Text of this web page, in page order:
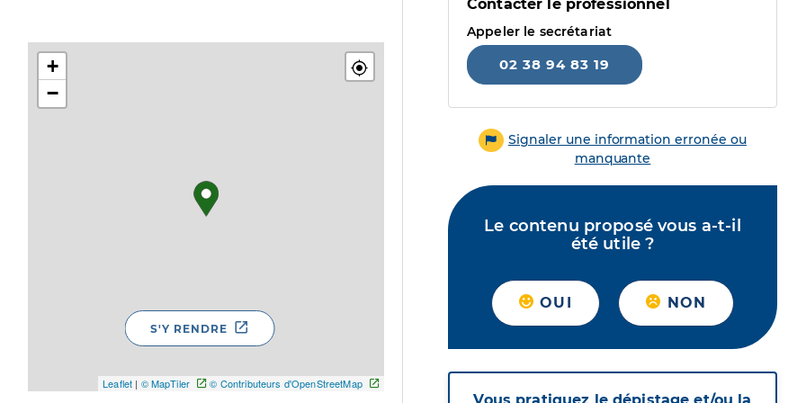
+
−
Leaflet | © MapTiler © Contributeurs d'OpenStreetMap
S'Y RENDRE
Contacter le professionnel
Appeler le secrétariat
02 38 94 83 19
Signaler une information erronée ou
manquante
Le contenu proposé vous a-t-il
été utile ?
OUI NON